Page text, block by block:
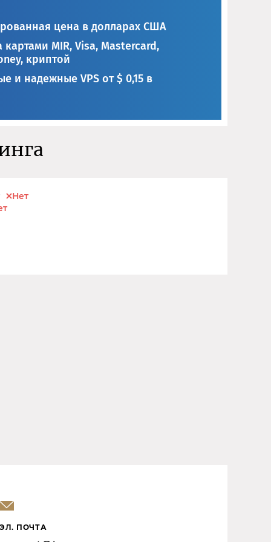
цена в долларах США
картами MIR, Visa, Mastercard,
криптой
и надежные VPS от $ 0,15 в
Нет
ЭЛ. ПОЧТА